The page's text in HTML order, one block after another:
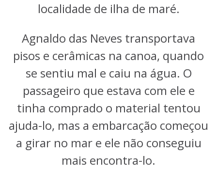
localidade de ilha de maré.
Agnaldo das Neves transportava
pisos e cerâmicas na canoa, quando
se sentiu mal e caiu na água. O
passageiro que estava com ele e
tinha comprado o material tentou
ajuda-lo, mas a embarcação começou
a girar no mar e ele não conseguiu
mais encontra-lo.